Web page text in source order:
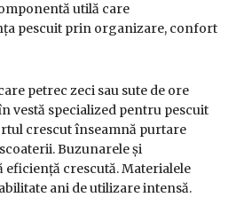
utilă care
pescuit prin organizare, confort
petrec zeci sau sute de ore
vestă specialized pentru pescuit
crescut înseamnă purtare
Buzunarele și
eficiență crescută. Materialele
ani de utilizare intensă.